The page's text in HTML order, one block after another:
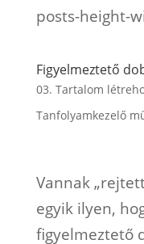
posts-height-
Figyelmeztető
03. Tartalom
Tanfolyamkezelő
Vannak
egyik ilyen,
figyelmeztető